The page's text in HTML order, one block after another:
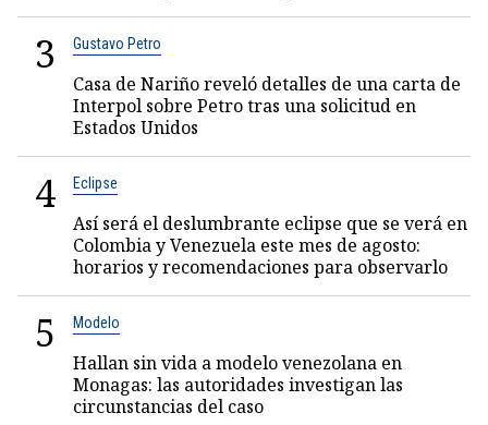
3 Gustavo Petro
Casa de Nariño reveló detalles de una carta de
Interpol sobre Petro tras una solicitud en
Estados Unidos
4 Eclipse
Así será el deslumbrante eclipse que se verá en
Colombia y Venezuela este mes de agosto:
horarios y recomendaciones para observarlo
5 Modelo
Hallan sin vida a modelo venezolana en
Monagas: las autoridades investigan las
circunstancias del caso